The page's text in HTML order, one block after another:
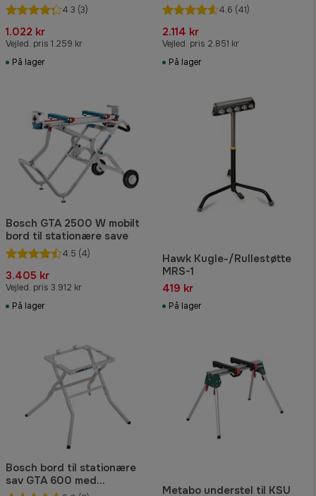
4.3 (3)
1.022 kr
Vejled. pris 1.259 kr
På lager
4.6 (41)
2.114 kr
Vejled. pris 2.851 kr
På lager
Bosch GTA 2500 W mobilt
bord til stationære save
4.5 (4)
3.405 kr
Vejled. pris 3.912 kr
På lager
Hawk Kugle-/Rullestøtte
MRS-1
419 kr
På lager
Bosch bord til stationære
sav GTA 600 med
sammenklappeligt understel
Metabo understel til KSU